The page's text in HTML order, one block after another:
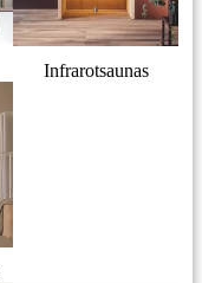
Infrarotsaunas